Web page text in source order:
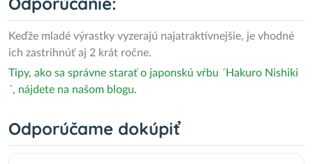
Keďže mladé výrastky vyzerajú najatraktívnejšie, je vhodné
ich zastrihnúť aj 2 krát ročne.
Tipy, ako sa správne starať o japonskú vŕbu ´Hakuro Nishiki
´, nájdete na našom blogu.
Odporúčame dokúpiť